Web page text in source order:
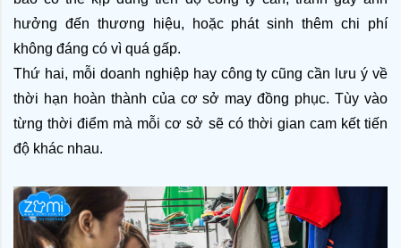
hưởng đến thương hiệu, hoặc phát sinh thêm chi phí
không đáng có vì quá gấp.
Thứ hai, mỗi doanh nghiệp hay công ty cũng cần lưu ý về
thời hạn hoàn thành của cơ sở may đồng phục. Tùy vào
từng thời điểm mà mỗi cơ sở sẽ có thời gian cam kết tiến
độ khác nhau.